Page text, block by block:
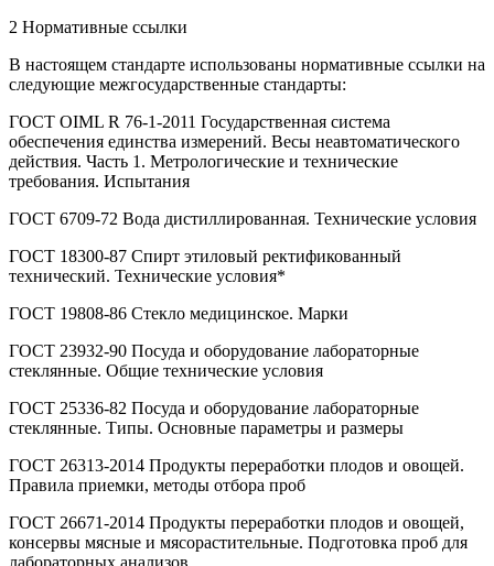
2 Нормативные ссылки
В настоящем стандарте использованы нормативные ссылки на
следующие межгосударственные стандарты:
ГОСТ OIML R 76-1-2011 Государственная система
обеспечения единства измерений. Весы неавтоматического
действия. Часть 1. Метрологические и технические
требования. Испытания
ГОСТ 6709-72 Вода дистиллированная. Технические условия
ГОСТ 18300-87 Спирт этиловый ректификованный
технический. Технические условия*
ГОСТ 19808-86 Стекло медицинское. Марки
ГОСТ 23932-90 Посуда и оборудование лабораторные
стеклянные. Общие технические условия
ГОСТ 25336-82 Посуда и оборудование лабораторные
стеклянные. Типы. Основные параметры и размеры
ГОСТ 26313-2014 Продукты переработки плодов и овощей.
Правила приемки, методы отбора проб
ГОСТ 26671-2014 Продукты переработки плодов и овощей,
консервы мясные и мясорастительные. Подготовка проб для
лабораторных анализов